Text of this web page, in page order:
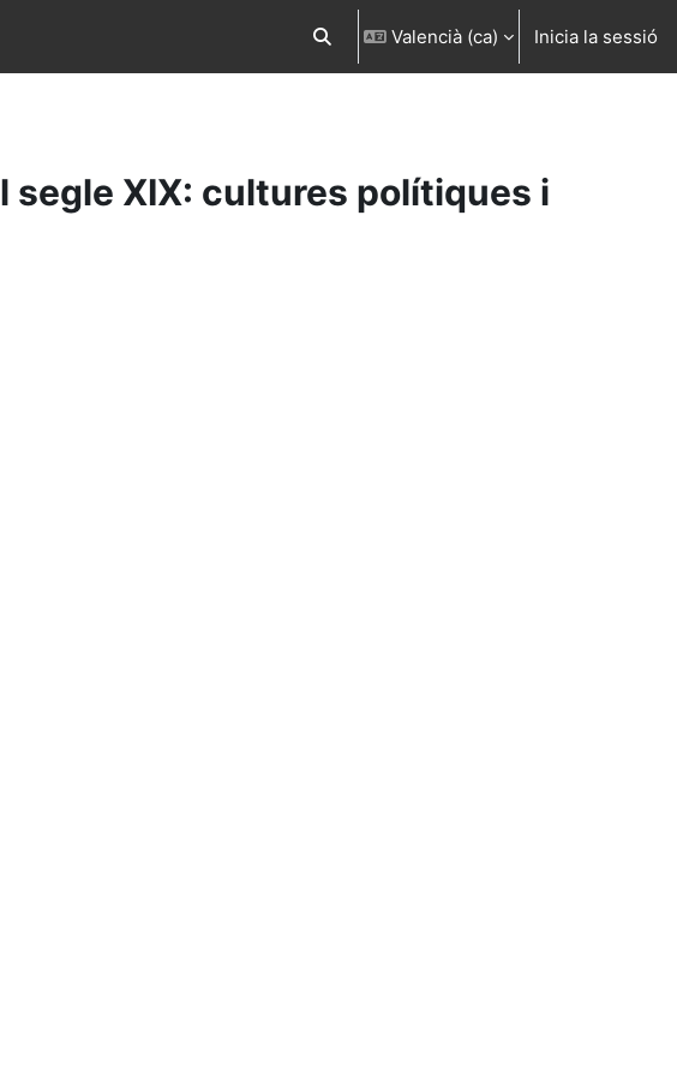
Commuta l'entrada de la cerca
Valencià ‎(ca)‎ Inicia la sessió
XIX: cultures polítiques i